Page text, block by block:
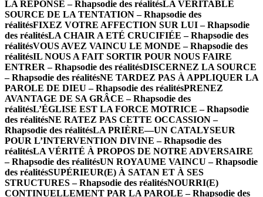
LA RÉPONSE – Rhapsodie des réalitésLA VÉRITABLE
SOURCE DE LA TENTATION – Rhapsodie des
réalitésFIXEZ VOTRE AFFECTION SUR LUI – Rhapsodie
des réalitésLA CHAIR A ETÉ CRUCIFIÉE – Rhapsodie des
réalitésVOUS AVEZ VAINCU LE MONDE – Rhapsodie des
réalitésIL NOUS A FAIT SORTIR POUR NOUS FAIRE
ENTRER – Rhapsodie des réalitésDISCERNEZ LA SOURCE
– Rhapsodie des réalitésNE TARDEZ PAS À APPLIQUER LA
PAROLE DE DIEU – Rhapsodie des réalitésPRENEZ
AVANTAGE DE SA GRÂCE – Rhapsodie des
réalitésL’ÉGLISE EST LA FORCE MOTRICE – Rhapsodie
des réalitésNE RATEZ PAS CETTE OCCASSION –
Rhapsodie des réalitésLA PRIÈRE—UN CATALYSEUR
POUR L’INTERVENTION DIVINE – Rhapsodie des
réalitésLA VÉRITÉ À PROPOS DE NOTRE ADVERSAIRE
– Rhapsodie des réalitésUN ROYAUME VAINCU – Rhapsodie
des réalitésSUPÉRIEUR(E) À SATAN ET À SES
STRUCTURES – Rhapsodie des réalitésNOURRI(E)
CONTINUELLEMENT PAR LA PAROLE – Rhapsodie des